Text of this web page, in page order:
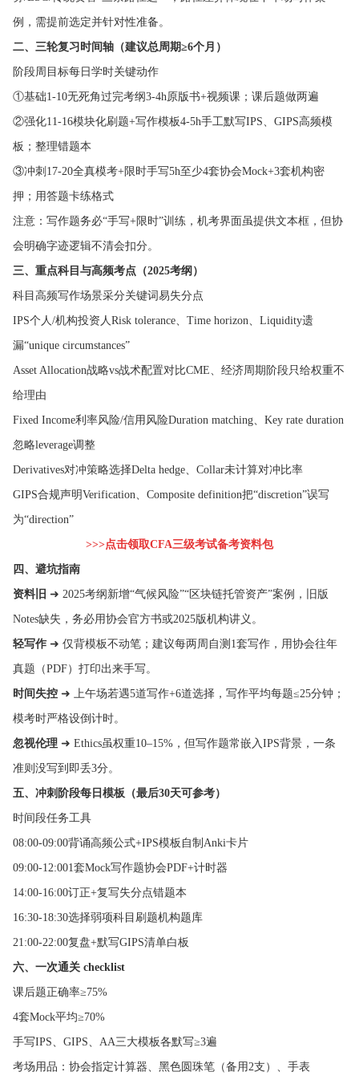
例，需提前选定并针对性准备。
二、三轮复习时间轴（建议总周期≥6个月）
阶段周目标每日学时关键动作
①基础1-10无死角过完考纲3-4h原版书+视频课；课后题做两遍
②强化11-16模块化刷题+写作模板4-5h手工默写IPS、GIPS高频模
板；整理错题本
③冲刺17-20全真模考+限时手写5h至少4套协会Mock+3套机构密
押；用答题卡练格式
注意：写作题务必“手写+限时”训练，机考界面虽提供文本框，但协
会明确字迹逻辑不清会扣分。
三、重点科目与高频考点（2025考纲）
科目高频写作场景采分关键词易失分点
IPS个人/机构投资人Risk tolerance、Time horizon、Liquidity遗
漏“unique circumstances”
Asset Allocation战略vs战术配置对比CME、经济周期阶段只给权重不
给理由
Fixed Income利率风险/信用风险Duration matching、Key rate duration
忽略leverage调整
Derivatives对冲策略选择Delta hedge、Collar未计算对冲比率
GIPS合规声明Verification、Composite definition把“discretion”误写
为“direction”
>>>点击领取CFA三级考试备考资料包
四、避坑指南
资料旧 ➜ 2025考纲新增“气候风险”“区块链托管资产”案例，旧版
Notes缺失，务必用协会官方书或2025版机构讲义。
轻写作➜ 仅背模板不动笔；建议每两周自测1套写作，用协会往年
真题（PDF）打印出来手写。
时间失控➜ 上午场若遇5道写作+6道选择，写作平均每题≤25分钟；
模考时严格设倒计时。
忽视伦理➜ Ethics虽权重10–15%，但写作题常嵌入IPS背景，一条
准则没写到即丢3分。
五、冲刺阶段每日模板（最后30天可参考）
时间段任务工具
08:00-09:00背诵高频公式+IPS模板自制Anki卡片
09:00-12:001套Mock写作题协会PDF+计时器
14:00-16:00订正+复写失分点错题本
16:30-18:30选择弱项科目刷题机构题库
21:00-22:00复盘+默写GIPS清单白板
六、一次通关 checklist
课后题正确率≥75%
4套Mock平均≥70%
手写IPS、GIPS、AA三大模板各默写≥3遍
考场用品：协会指定计算器、黑色圆珠笔（备用2支）、手表